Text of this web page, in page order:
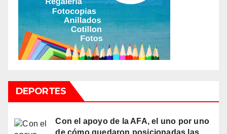
DEPORTES
Con el apoyo de la AFA, el uno por uno
de cómo quedaron posicionadas las